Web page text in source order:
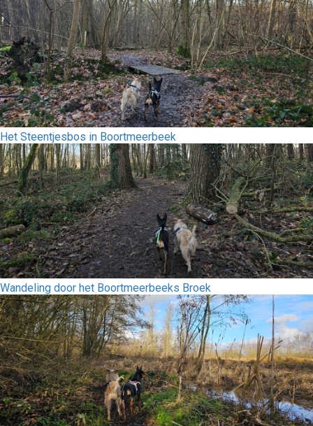
Het Steentjesbos in Boortmeerbeek
Wandeling door het Boortmeerbeeks Broek